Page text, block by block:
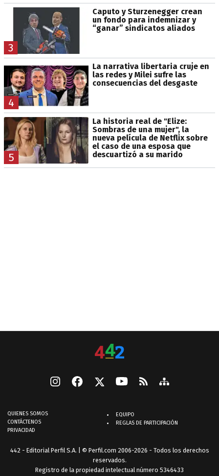
3
Caputo y Sturzenegger crean
un fondo para indemnizar y
“ganar” sindicatos aliados
4
La narrativa libertaria cruje en
las redes y Milei sufre las
consecuencias del desgaste
5
La historia real de "Elize:
Sombras de una mujer", la
nueva película de Netflix sobre
el caso de una esposa que
descuartizó a su marido
QUIENES SOMOS
CONTÁCTENOS
PRIVACIDAD
EQUIPO
REGLAS DE PARTICIPACIÓN
442 - Editorial Perfil S.A. | © Perfil.com 2006-2026 - Todos los derechos
reservados.
Registro de la propiedad intelectual número 5346433